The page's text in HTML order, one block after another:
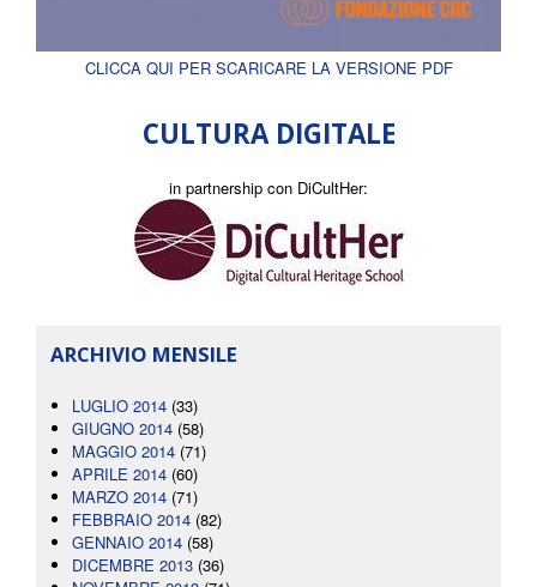
CLICCA QUI PER SCARICARE LA VERSIONE PDF
CULTURA DIGITALE
in partnership con DiCultHer:
ARCHIVIO MENSILE
LUGLIO 2014 (33)
GIUGNO 2014 (58)
MAGGIO 2014 (71)
APRILE 2014 (60)
MARZO 2014 (71)
FEBBRAIO 2014 (82)
GENNAIO 2014 (58)
DICEMBRE 2013 (36)